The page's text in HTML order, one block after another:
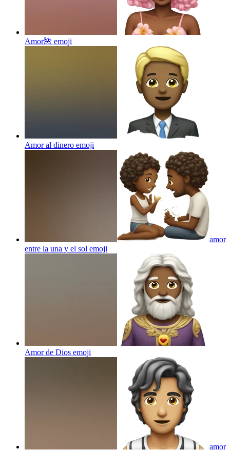
Amor🌺 emoji
Amor al dinero emoji
amor
entre la una y el sol emoji
Amor de Dios emoji
amor